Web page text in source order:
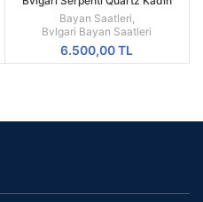
Saat | Rose Tek Sarmal Siyah
Kadran Yılan Tasarım
Bayan Saatleri
Bvlgari Bayan Saatleri
6.500,00TL